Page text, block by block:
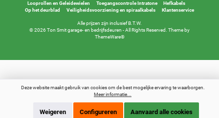
Looprollen en Geleidewielen
Toegangscontrole Intratone
Hefkabels
Op het deurblad
Veiligheidsvoorziening en spiraalkabels Klantenservice
Alle prijzen zijn inclusief B.T.W.
© 2026 Ton Smit garage- en bedrijfsdeuren - All Rights Reserved. Theme by
ThemeWare®
Deze website maakt gebruik van cookies om de best mogelijke ervaring te waarborgen.
Meer informatie...
Weigeren Configureren Aanvaard alle cookies